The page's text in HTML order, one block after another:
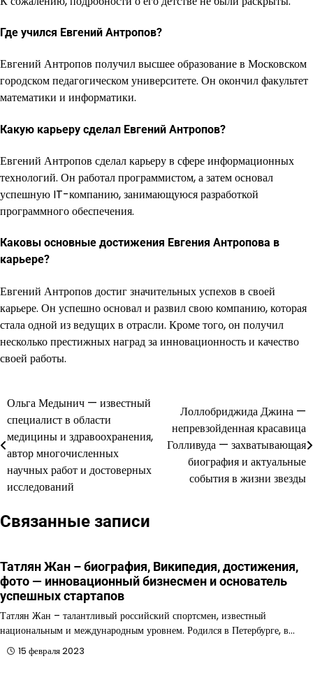
Где учился Евгений Антропов?
Евгений Антропов получил высшее образование в Московском
городском педагогическом университете. Он окончил факультет
математики и информатики.
Какую карьеру сделал Евгений Антропов?
Евгений Антропов сделал карьеру в сфере информационных
технологий. Он работал программистом, а затем основал
успешную IT-компанию, занимающуюся разработкой
программного обеспечения.
Каковы основные достижения Евгения Антропова в
карьере?
Евгений Антропов достиг значительных успехов в своей
карьере. Он успешно основал и развил свою компанию, которая
стала одной из ведущих в отрасли. Кроме того, он получил
несколько престижных наград за инновационность и качество
своей работы.
Навигация
по
записям
Ольга Медынич — известный
специалист в области
медицины и здравоохранения,
автор многочисленных
научных работ и достоверных
исследований
Лоллобриджида Джина —
непревзойденная красавица
Голливуда — захватывающая
биография и актуальные
события в жизни звезды
Связанные записи
Татлян Жан – биография, Википедия, достижения,
фото — инновационный бизнесмен и основатель
успешных стартапов
Татлян Жан – талантливый российский спортсмен, известный
национальным и международным уровнем. Родился в Петербурге, в…
15 февраля 2023